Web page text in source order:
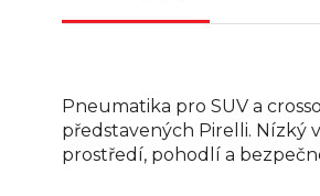
Pneumatika pro SUV a
představených Pirelli. Nízký
prostředí, pohodlí a